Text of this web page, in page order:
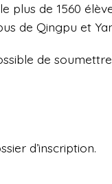
plus de 1560
de Qingpu et
de
d’inscription.